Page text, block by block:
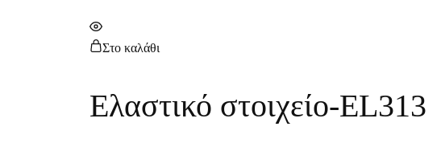
Στο καλάθι
Ελαστικό στοιχείο-EL313